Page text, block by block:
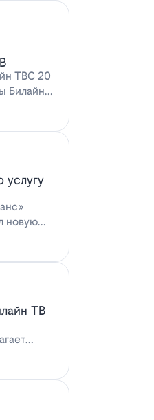
ТВС 20
Билайн
услугу
новую
ТВ